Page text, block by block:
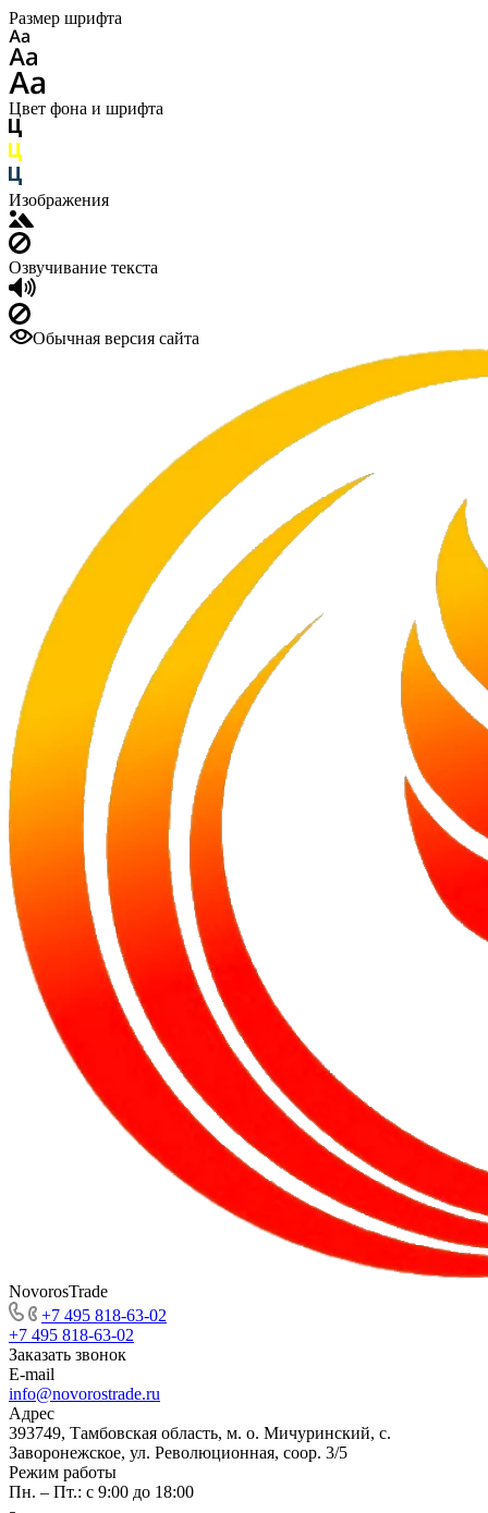
Размер шрифта
Цвет фона и шрифта
Изображения
Озвучивание текста
Обычная версия сайта
NovorosTrade
+7 495 818-63-02
+7 495 818-63-02
Заказать звонок
E-mail
info@novorostrade.ru
Адрес
393749, Тамбовская область, м. о. Мичуринский, с.
Заворонежское, ул. Революционная, соор. 3/5
Режим работы
Пн. – Пт.: с 9:00 до 18:00